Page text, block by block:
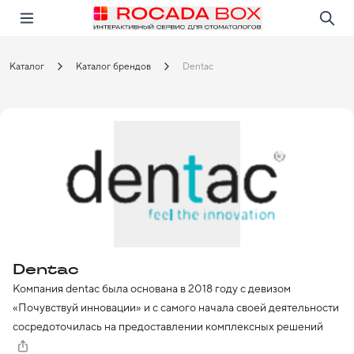
Открыть в приложении!
Каталог Каталог брендов Dentac
Dentac
Компания dentac была основана в 2018 году с девизом
«Почувствуй инновации» и с самого начала своей деятельности
сосредоточилась на предоставлении комплексных решений
для стоматологии, сочетая высокоэффективные продукты с